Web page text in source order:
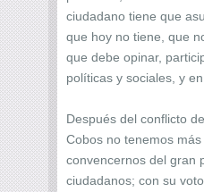
ciudadano tiene que
que hoy no tiene, que
que debe opinar,
políticas y sociales, y
Después del conflicto
Cobos no tenemos
convencernos del gran
ciudadanos; con su